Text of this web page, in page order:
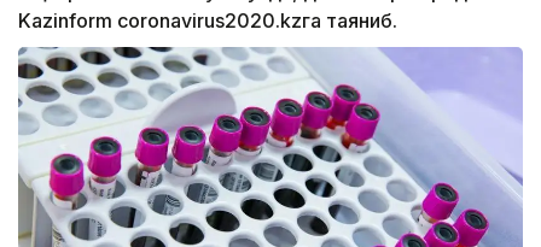
Kazinform coronavirus2020.kzга таяниб.